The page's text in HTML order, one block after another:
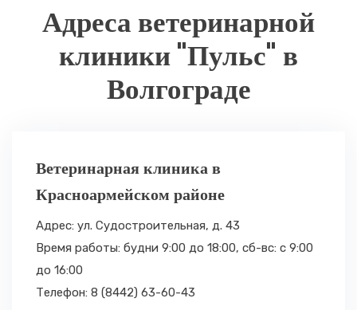
Адреса ветеринарной
клиники "Пульс" в
Волгограде
Ветеринарная клиника в
Красноармейском районе
Адрес: ул. Судостроительная, д. 43
Время работы: будни 9:00 до 18:00, сб-вс: с 9:00
до 16:00
Телефон: 8 (8442) 63-60-43